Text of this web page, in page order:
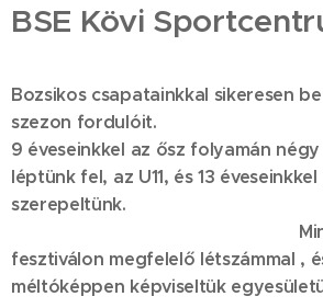
BSE Kövi
Bozsikos csapatainkkal sikeresen
szezon
9 éveseinkkel az ősz folyamán
léptünk fel, az U11, és 13
Minden
fesztiválon megfelelő létszámmal ,
méltóképpen képviseltük